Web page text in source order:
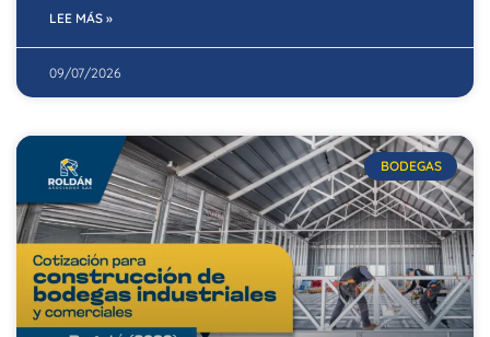
LEE MÁS »
09/07/2026
BODEGAS